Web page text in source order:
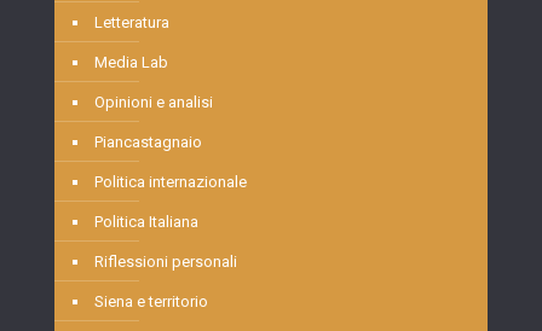
Letteratura
Media Lab
Opinioni e analisi
Piancastagnaio
Politica internazionale
Politica Italiana
Riflessioni personali
Siena e territorio